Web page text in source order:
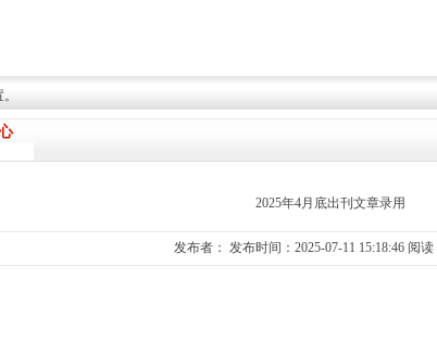
2025年4月底出刊文章录用
发布者： 发布时间：2025-07-11 15:18:46 阅读